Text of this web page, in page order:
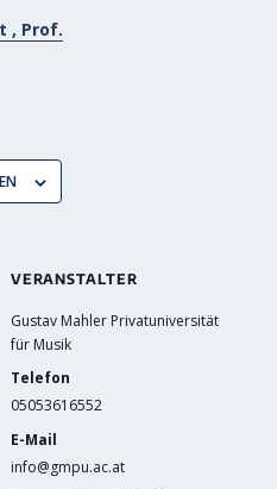
, Prof.
VERANSTALTER
Gustav Mahler Privatuniversität
für Musik
Telefon
05053616552
E-Mail
info@gmpu.ac.at